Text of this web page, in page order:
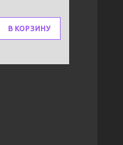
В КОРЗИНУ